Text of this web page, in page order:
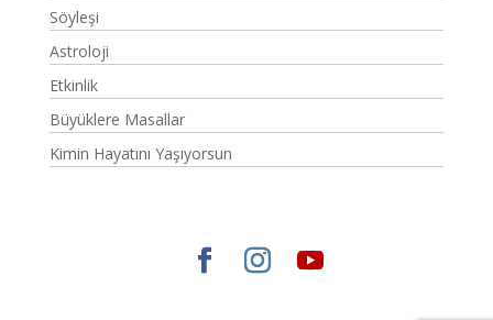
Söyleşi
Astroloji
Etkinlik
Büyüklere Masallar
Kimin Hayatını Yaşıyorsun